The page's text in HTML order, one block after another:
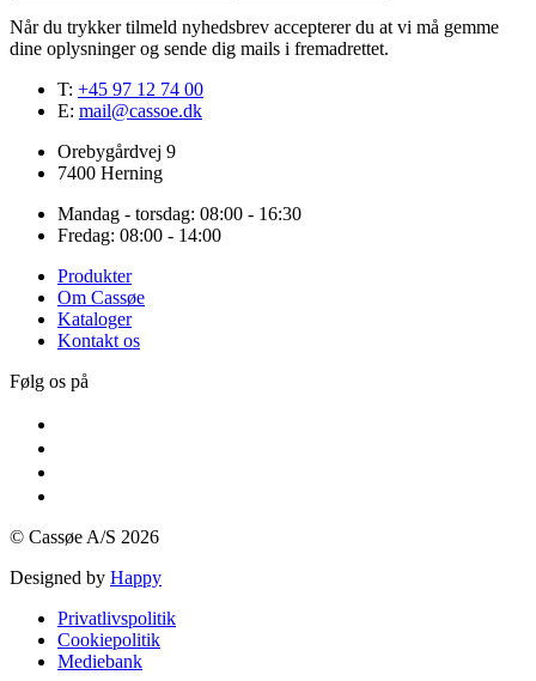
Når du trykker tilmeld nyhedsbrev accepterer du at vi må gemme
dine oplysninger og sende dig mails i fremadrettet.
T: +45 97 12 74 00
E: mail@cassoe.dk
Orebygårdvej 9
7400 Herning
Mandag - torsdag: 08:00 - 16:30
Fredag: 08:00 - 14:00
Produkter
Om Cassøe
Kataloger
Kontakt os
Følg os på
© Cassøe A/S 2026
Designed by Happy
Privatlivspolitik
Cookiepolitik
Mediebank